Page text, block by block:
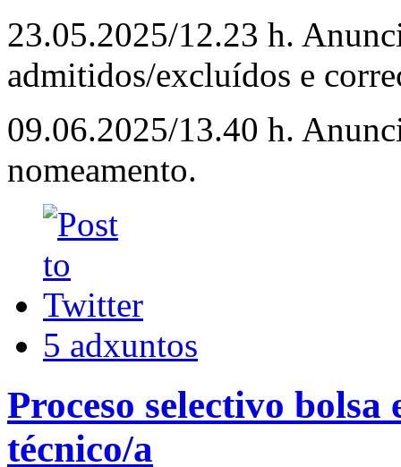
23.05.2025/12.23 h.
admitidos/excluídos e
09.06.2025/13.40 h.
nomeamento.
5 adxuntos
Proceso selectivo
técnico/a